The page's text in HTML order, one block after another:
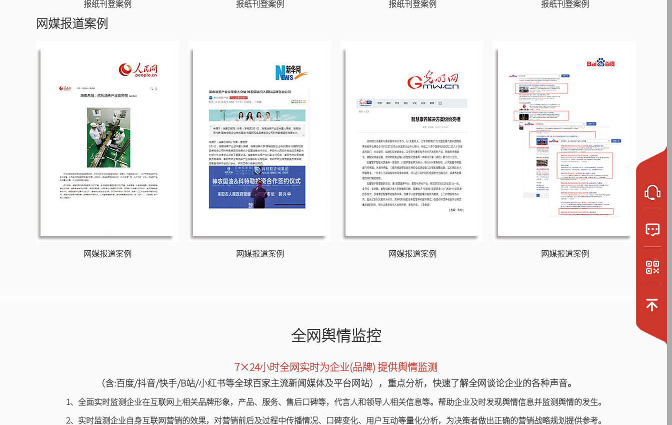
报纸刊登案例 报纸刊登案例 报纸刊登案例 报纸刊登案例
网媒报道案例
网媒报道案例 网媒报道案例 网媒报道案例 网媒报道案例
全网舆情监控
7×24小时全网实时为企业(品牌) 提供舆情监测
（含:百度/抖音/快手/B站/小红书等全球百家主流新闻媒体及平台网站），重点分析，快速了解全网谈论企业的各种声音。
1、全面实时监测企业在互联网上相关品牌形象，产品、服务、售后口碑等，代言人和领导人相关信息等。帮助企业及时发现舆情信息并监测舆情的发生。
2、实时监测企业自身互联网营销的效果，对营销前后及过程中传播情况、口碑变化、用户互动等量化分析，为决策者做出正确的营销战略规划提供参考。